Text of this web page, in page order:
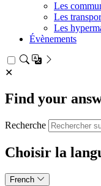
Les
Les
Les
Évènements
✕
Find your
Recherche
Choisir la
French